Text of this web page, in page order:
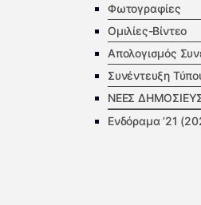
Φωτογραφίες
Ομιλίες-Βίντεο
Απολογισμός
Συνέντευξη
ΝΕΕΣ
Ενδόραμα ’21